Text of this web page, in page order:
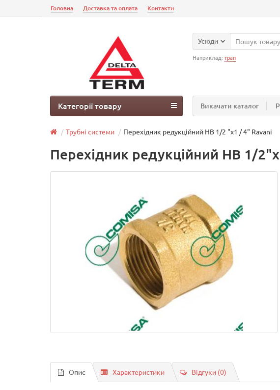
Головна Доставка та оплата Контакти
Усюди
Наприклад: трап
Викачати каталог
Категорії товару
Трубні системи Перехідник редукційний НВ 1/2 "х1 / 4" Ravani
Перехідник редукційний НВ 1/
Опис Характеристики Відгуки (0)